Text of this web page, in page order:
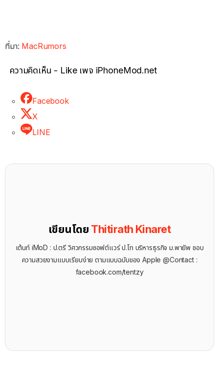
ที่มา: MacRumors
ความคิดเห็น - Like เพจ iPhoneMod.net
Facebook
X
LINE
เขียนโดย Thitirath Kinaret
เต้นท์ iMoD : ป.ตรี วิศวกรรมซอฟต์แวร์ ป.โท บริหารธุรกิจ ม.พายัพ ชอบ
ความสวยงามแบบเรียบง่าย ตามแบบฉบับของ Apple @Contact :
facebook.com/tentzy